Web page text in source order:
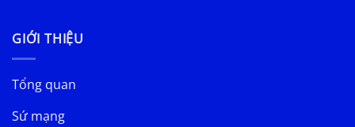
GIỚI THIỆU
Tổng quan
Sứ mạng